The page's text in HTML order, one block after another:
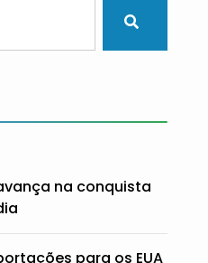
na conquista
para os EUA